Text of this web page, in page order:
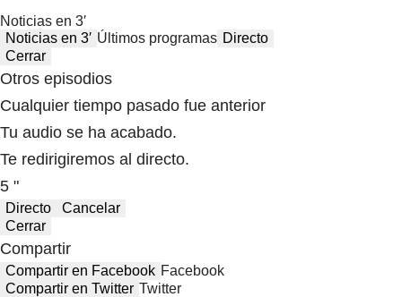
Noticias en 3′
Noticias en 3′ Últimos programas Directo
Cerrar
Otros episodios
Cualquier tiempo pasado fue anterior
Tu audio se ha acabado.
Te redirigiremos al directo.
5 "
Directo
Cancelar
Cerrar
Compartir
Compartir en Facebook Facebook
Compartir en Twitter Twitter